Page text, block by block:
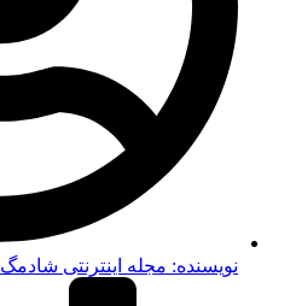
نویسنده: مجله اینترنتی شادمگ